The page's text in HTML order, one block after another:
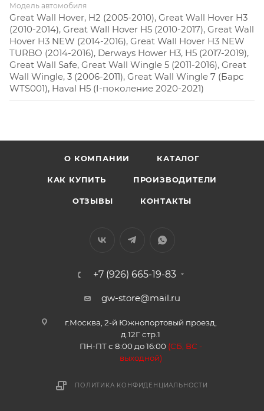
Модель автомобиля
Great Wall Hover, H2 (2005-2010), Great Wall Hover H3
(2010-2014), Great Wall Hover H5 (2010-2017), Great Wall
Hover H3 NEW (2014-2016), Great Wall Hover H3 NEW
TURBO (2014-2016), Derways Hower H3, H5 (2017-2019),
Great Wall Safe, Great Wall Wingle 5 (2011-2016), Great
Wall Wingle, 3 (2006-2011), Great Wall Wingle 7 (Барс
WTS001), Haval H5 (I-поколение 2020-2021)
О КОМПАНИИ КАТАЛОГ
КАК КУПИТЬ ПРОИЗВОДИТЕЛИ
ОТЗЫВЫ КОНТАКТЫ
+7 (926) 665-19-83
gw-store@mail.ru
г.Москва, 2-й Южнопортовый проезд,
д.12Г стр.1
ПН-ПТ с 8:00 до 16:00 (СБ, ВС -
выходной)
ПОЛИТИКА КОНФИДЕНЦИАЛЬНОСТИ